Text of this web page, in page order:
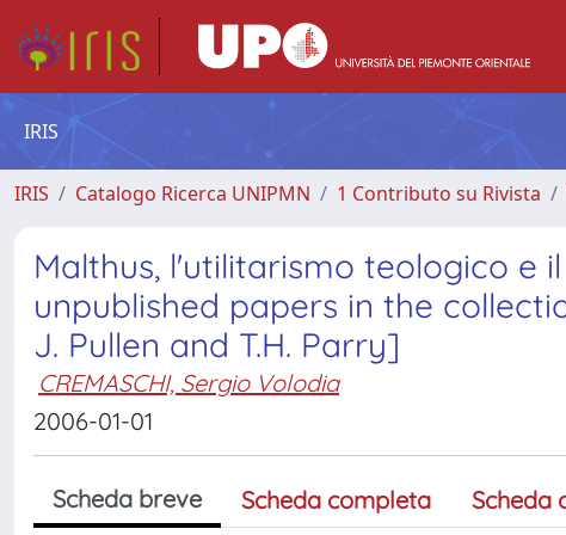
IRIS
IRIS Catalogo Ricerca UNIPMN 1 Contributo su Rivista
Malthus, l'utilitarismo teologico e
unpublished papers in the
J. Pullen and T.H. Parry]
CREMASCHI, Sergio Volodia
2006-01-01
Scheda breve Scheda completa Scheda